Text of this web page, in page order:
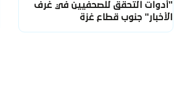
"أدوات التحقق للصحفيين في غرف
الأخبار" جنوب قطاع غزة